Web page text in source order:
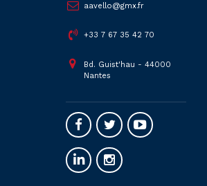
aavello@gmx.fr
+33 7 67 35 42 70
Bd. Guist'hau - 44000
Nantes